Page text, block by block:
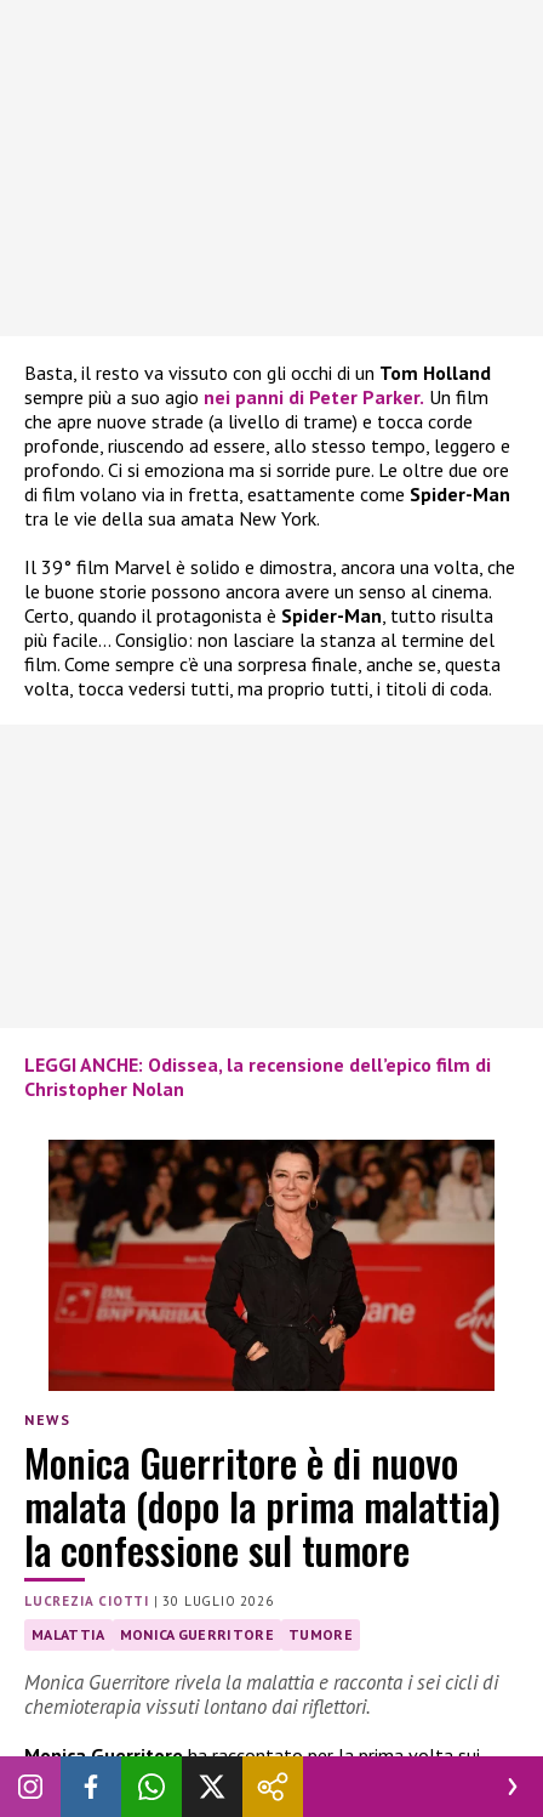
Basta, il resto va vissuto con gli occhi di un Tom Holland
sempre più a suo agio nei panni di Peter Parker. Un film
che apre nuove strade (a livello di trame) e tocca corde
profonde, riuscendo ad essere, allo stesso tempo, leggero e
profondo. Ci si emoziona ma si sorride pure. Le oltre due ore
di film volano via in fretta, esattamente come Spider-Man
tra le vie della sua amata New York.
Il 39° film Marvel è solido e dimostra, ancora una volta, che
le buone storie possono ancora avere un senso al cinema.
Certo, quando il protagonista è Spider-Man, tutto risulta
più facile… Consiglio: non lasciare la stanza al termine del
film. Come sempre c’è una sorpresa finale, anche se, questa
volta, tocca vedersi tutti, ma proprio tutti, i titoli di coda.
LEGGI ANCHE: Odissea, la recensione dell’epico film di
Christopher Nolan
NEWS
Monica Guerritore è di nuovo
malata (dopo la prima malattia)
la confessione sul tumore
LUCREZIA CIOTTI |30 LUGLIO 2026
MALATTIA MONICA GUERRITORE TUMORE
Monica Guerritore rivela la malattia e racconta i sei cicli di
chemioterapia vissuti lontano dai riflettori.
Monica Guerritoreha raccontato per la prima volta sui
social il percorso oncologico affrontato negli ultimi mesi,
tra sei cicli di chemioterapia, impegni professionali e il